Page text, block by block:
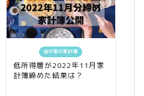
我が家の家計簿
低所得層が2022年11月家
計簿締めた結果は？